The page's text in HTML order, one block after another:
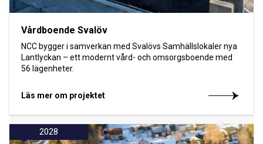
Vårdboende Svalöv
NCC bygger i samverkan med Svalövs Samhällslokaler nya
Lantlyckan – ett modernt vård- och omsorgsboende med
56 lägenheter.
Läs mer om projektet
2028